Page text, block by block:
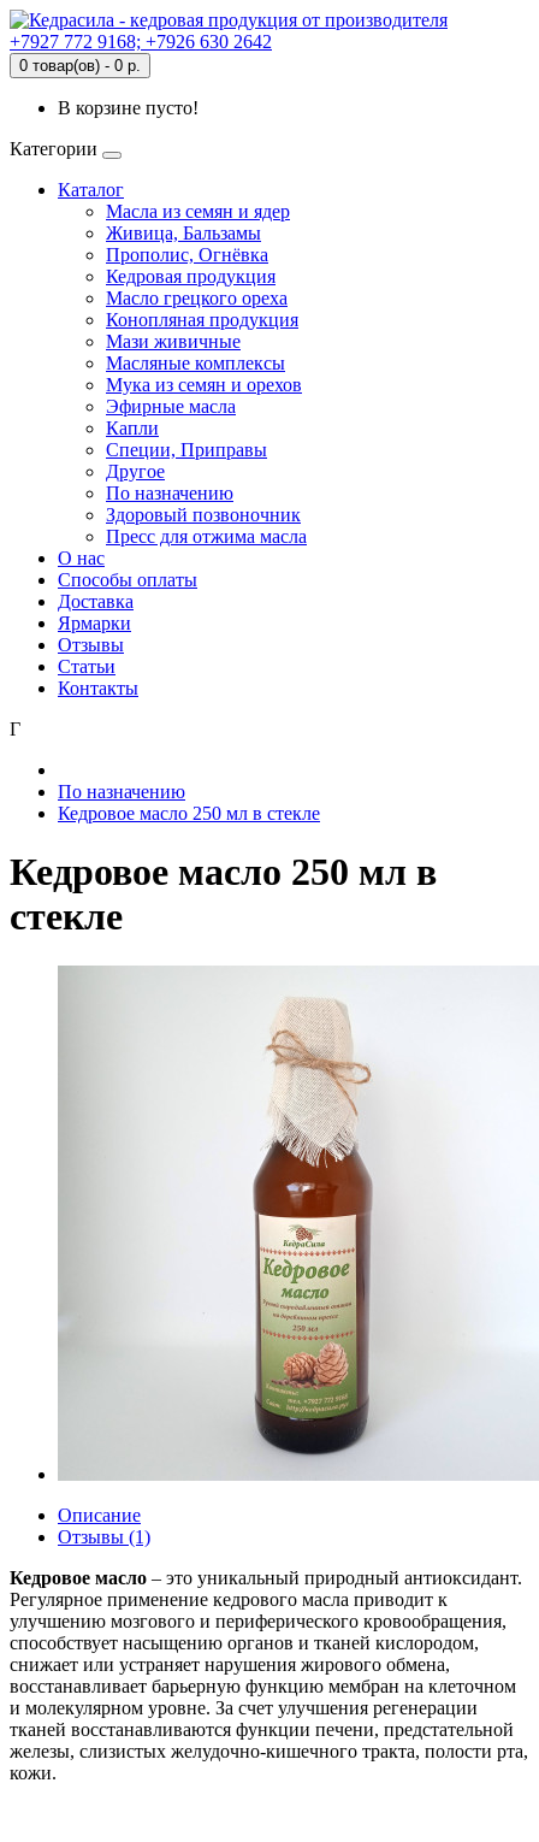
+7927 772 9168; +7926 630 2642
0 товар(ов) - 0 р.
В корзине пусто!
Категории
Каталог
Масла из семян и ядер
Живица, Бальзамы
Прополис, Огнёвка
Кедровая продукция
Масло грецкого ореха
Конопляная продукция
Мази живичные
Масляные комплексы
Мука из семян и орехов
Эфирные масла
Капли
Специи, Приправы
Другое
По назначению
Здоровый позвоночник
Пресс для отжима масла
О нас
Способы оплаты
Доставка
Ярмарки
Отзывы
Статьи
Контакты
Г
По назначению
Кедровое масло 250 мл в стекле
Кедровое масло 250 мл в
стекле
Описание
Отзывы (1)
Кедровое масло – это уникальный природный антиоксидант.
Регулярное применение кедрового масла приводит к
улучшению мозгового и периферического кровообращения,
способствует насыщению органов и тканей кислородом,
снижает или устраняет нарушения жирового обмена,
восстанавливает барьерную функцию мембран на клеточном
и молекулярном уровне. За счет улучшения регенерации
тканей восстанавливаются функции печени, предстательной
железы, слизистых желудочно-кишечного тракта, полости рта,
кожи.